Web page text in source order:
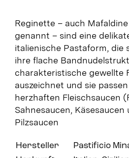
Reginette – auch
genannt – sind eine
italienische Pastaform, die
ihre flache
charakteristische gewellte
auszeichnet und sie
herzhaften Fleischsaucen
Sahnesaucen, Käsesaucen
Pilzsaucen
Hersteller
Pastificio